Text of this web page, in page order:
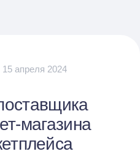
15 апреля 2024
магазина